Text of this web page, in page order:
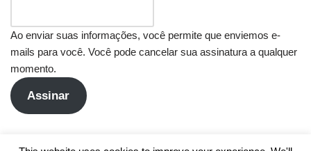
Ao enviar suas informações, você permite que enviemos e-
mails para você. Você pode cancelar sua assinatura a qualquer
momento.
Assinar